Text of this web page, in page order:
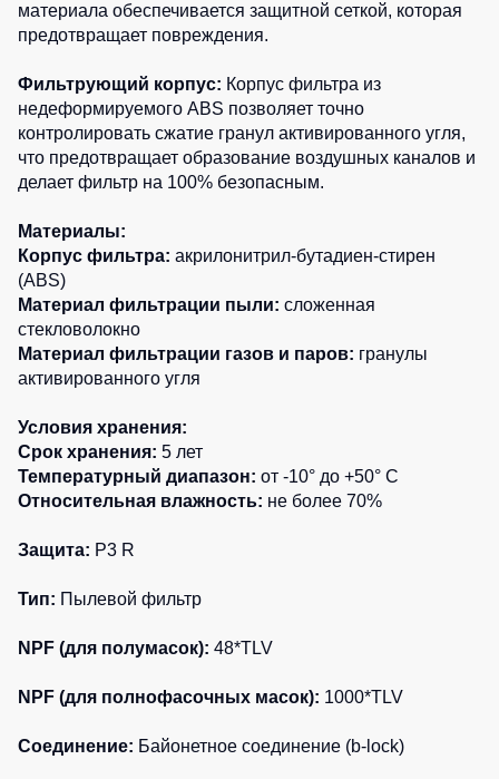
материала обеспечивается защитной сеткой, которая
предотвращает повреждения.
Фильтрующий корпус: Корпус фильтра из
недеформируемого ABS позволяет точно
контролировать сжатие гранул активированного угля,
что предотвращает образование воздушных каналов и
делает фильтр на 100% безопасным.
Материалы:
Корпус фильтра: акрилонитрил-бутадиен-стирен
(ABS)
Материал фильтрации пыли: сложенная
стекловолокно
Материал фильтрации газов и паров: гранулы
активированного угля
Условия хранения:
Срок хранения: 5 лет
Температурный диапазон: от -10° до +50° C
Относительная влажность: не более 70%
Защита: P3 R
Тип: Пылевой фильтр
NPF (для полумасок): 48*TLV
NPF (для полнофасочных масок): 1000*TLV
Соединение: Байонетное соединение (b-lock)